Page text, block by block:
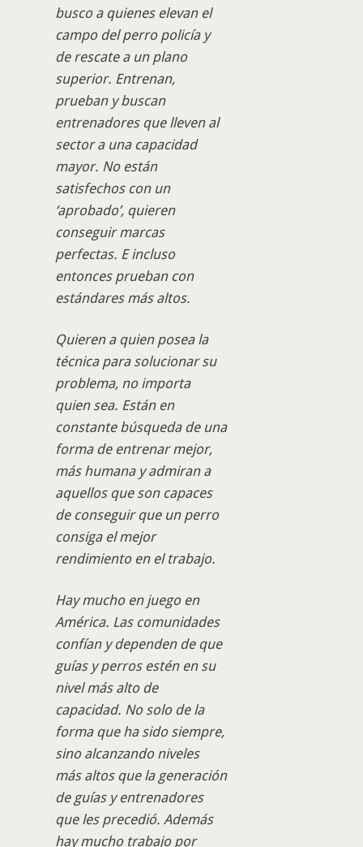
busco a quienes elevan el
campo del perro policía y
de rescate a un plano
superior. Entrenan,
prueban y buscan
entrenadores que lleven al
sector a una capacidad
mayor. No están
satisfechos con un
‘aprobado’, quieren
conseguir marcas
perfectas. E incluso
entonces prueban con
estándares más altos.
Quieren a quien posea la
técnica para solucionar su
problema, no importa
quien sea. Están en
constante búsqueda de una
forma de entrenar mejor,
más humana y admiran a
aquellos que son capaces
de conseguir que un perro
consiga el mejor
rendimiento en el trabajo.
Hay mucho en juego en
América. Las comunidades
confían y dependen de que
guías y perros estén en su
nivel más alto de
capacidad. No solo de la
forma que ha sido siempre,
sino alcanzando niveles
más altos que la generación
de guías y entrenadores
que les precedió. Además
hay mucho trabajo por